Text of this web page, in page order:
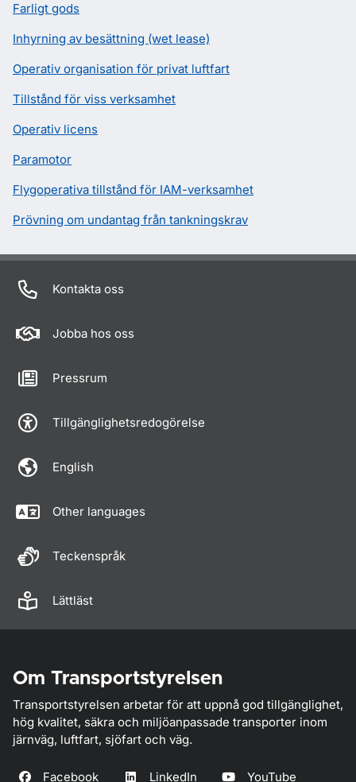
Farligt gods
Inhyrning av besättning (wet lease)
Operativ organisation för privat luftfart
Tillstånd för viss verksamhet
Operativ licens
Paramotor
Flygoperativa tillstånd för IAM-verksamhet
Prövning om undantag från tankningskrav
Kontakta oss
Jobba hos oss
Pressrum
Tillgänglighetsredogörelse
English
Other languages
Teckenspråk
Lättläst
Om Transportstyrelsen
Transportstyrelsen arbetar för att uppnå god tillgänglighet,
hög kvalitet, säkra och miljöanpassade transporter inom
järnväg, luftfart, sjöfart och väg.
Facebook LinkedIn YouTube